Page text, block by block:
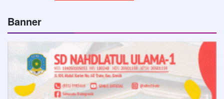
Banner